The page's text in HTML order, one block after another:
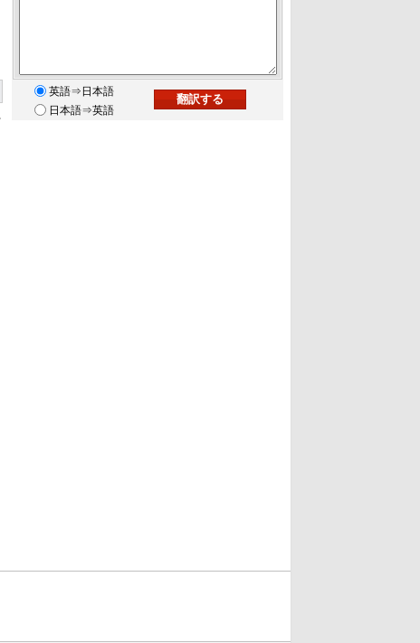
英語⇒日本語
日本語⇒英語